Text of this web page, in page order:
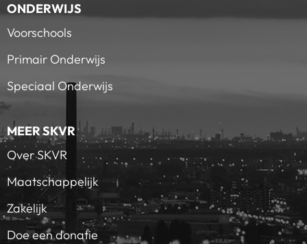
ONDERWIJS
Voorschools
Primair Onderwijs
Speciaal Onderwijs
MEER SKVR
Over SKVR
Maatschappelijk
Zakelijk
Doe een donatie